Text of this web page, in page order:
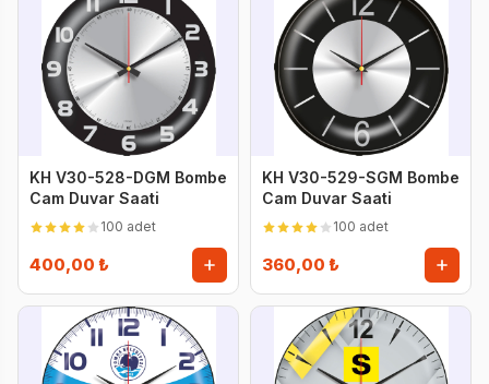
KH V30-528-DGM Bombe
Cam Duvar Saati
100 adet
400,00 ₺
KH V30-529-SGM Bombe
Cam Duvar Saati
100 adet
360,00 ₺